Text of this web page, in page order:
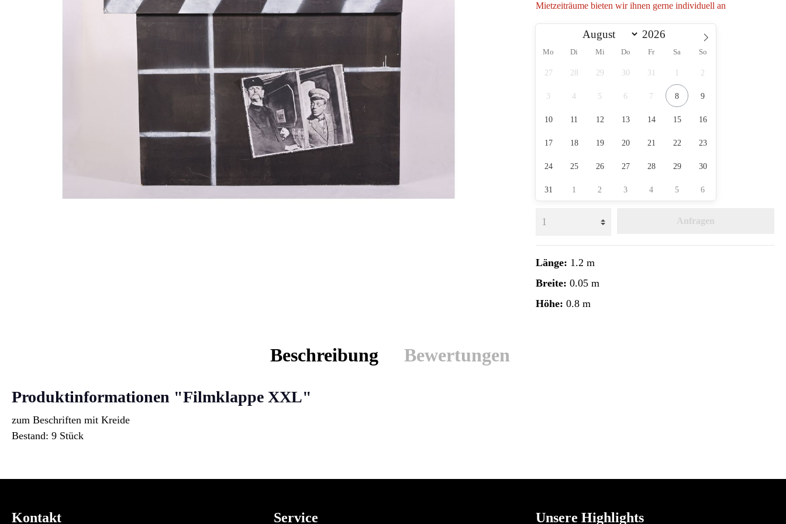
Mietzeiträume bieten wir ihnen gerne individuell an
Mo Di Mi Do Fr Sa So
27 28 29 30 31 2
3 4 5 6 7 8 9
10 11 12 13 14 15 16
17 18 19 20 21 22 23
24 25 26 27 28 29 30
31 1 2 3 4 5 6
Anfragen
Länge: 1.2 m
Breite: 0.05 m
Höhe: 0.8 m
Beschreibung Bewertungen
Produktinformationen "Filmklappe XXL"
zum Beschriften mit Kreide
Bestand: 9 Stück
Unsere Highlights
Kontakt Service